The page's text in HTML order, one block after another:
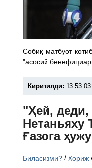
Собиқ матбуот
"асосий
Киритилди: 13:53
"Ҳей, деди,
Нетаньяху
Ғазога
Биласизми? /Хориж